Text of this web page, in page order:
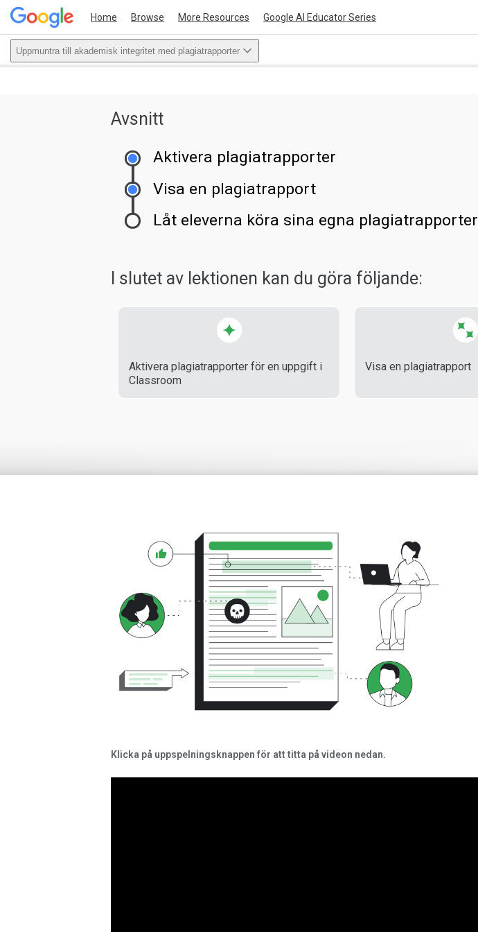
Home Browse More Resources Google AI Educator Series
Uppmuntra till akademisk integritet med plagiatrapporter
Avsnitt
Aktivera plagiatrapporter
Låt eleverna köra sina egna plagiatrapporter
Visa en plagiatrapport
I slutet av lektionen kan du göra följande:
Aktivera plagiatrapporter för en uppgift i
Classroom
Visa en plagiatrapport
Klicka på uppspelningsknappen för att titta på videon nedan.